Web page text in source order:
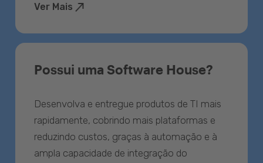
Ver Mais
Possui uma Software House?
Desenvolva e entregue produtos de TI mais
rapidamente, cobrindo mais plataformas e
reduzindo custos, graças à automação e à
ampla capacidade de integração do